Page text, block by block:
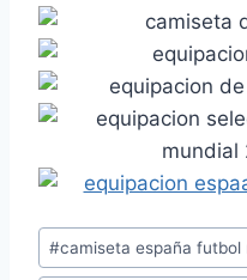
Etiquetas
de
#camiseta españa futbol